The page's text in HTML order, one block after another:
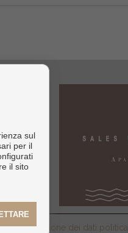
|Protezione dei dati politica
sul
per il
il sito